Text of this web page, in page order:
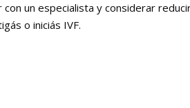
con un especialista y considerar
o iniciás IVF.